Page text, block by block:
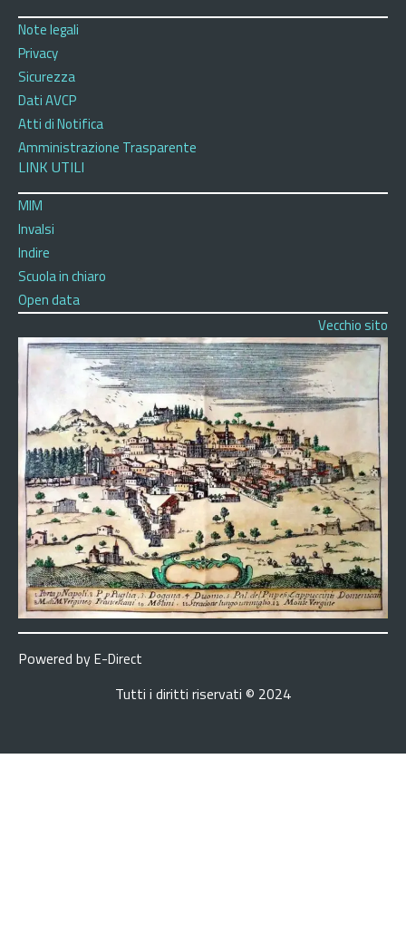
Note legali
Privacy
Sicurezza
Dati AVCP
Atti di Notifica
Amministrazione Trasparente
LINK UTILI
MIM
Invalsi
Indire
Scuola in chiaro
Open data
Vecchio sito
Powered byE-Direct
Tutti i diritti riservati © 2024